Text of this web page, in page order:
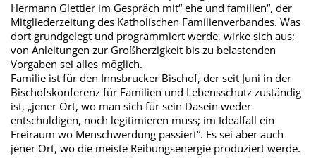
Hermann Glettler im Gespräch mit“ ehe und familien“, der
Mitgliederzeitung des Katholischen Familienverbandes. Was
dort grundgelegt und programmiert werde, wirke sich aus;
von Anleitungen zur Großherzigkeit bis zu belastenden
Vorgaben sei alles möglich.
Familie ist für den Innsbrucker Bischof, der seit Juni in der
Bischofskonferenz für Familien und Lebensschutz zuständig
ist, „jener Ort, wo man sich für sein Dasein weder
entschuldigen, noch legitimieren muss; im Idealfall ein
Freiraum wo Menschwerdung passiert“. Es sei aber auch
jener Ort, wo die meiste Reibungsenergie produziert werde.